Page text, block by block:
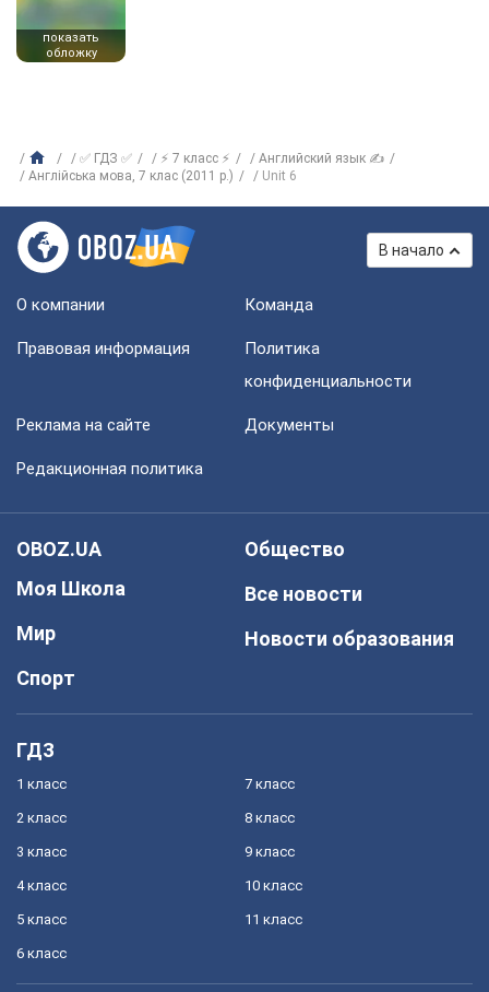
показать
обложку
✅ ГДЗ ✅ ⚡ 7 класс ⚡
Английский язык ✍
Англійська мова, 7 клас (2011 р.)
Unit 6
В начало
О компании Команда
Правовая информация
Политика
конфиденциальности
Реклама на сайте Документы
Редакционная политика
OBOZ.UA
Моя Школа
Мир
Спорт
Общество
Все новости
Новости образования
ГДЗ
1 класс
2 класс
3 класс
4 класс
5 класс
6 класс
7 класс
8 класс
9 класс
10 класс
11 класс